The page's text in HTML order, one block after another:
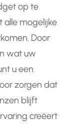
op te
alle mogelijke
Door
wat uw
u een
zorgen dat
blijft
creëert